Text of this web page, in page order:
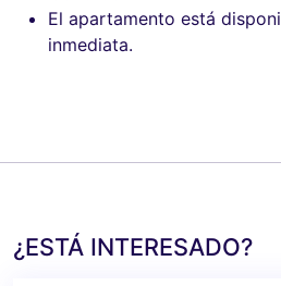
El apartamento está
inmediata.
¿ESTÁ INTERESADO?